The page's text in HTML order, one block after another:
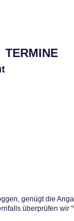
TERMINE
genügt die
überprüfen